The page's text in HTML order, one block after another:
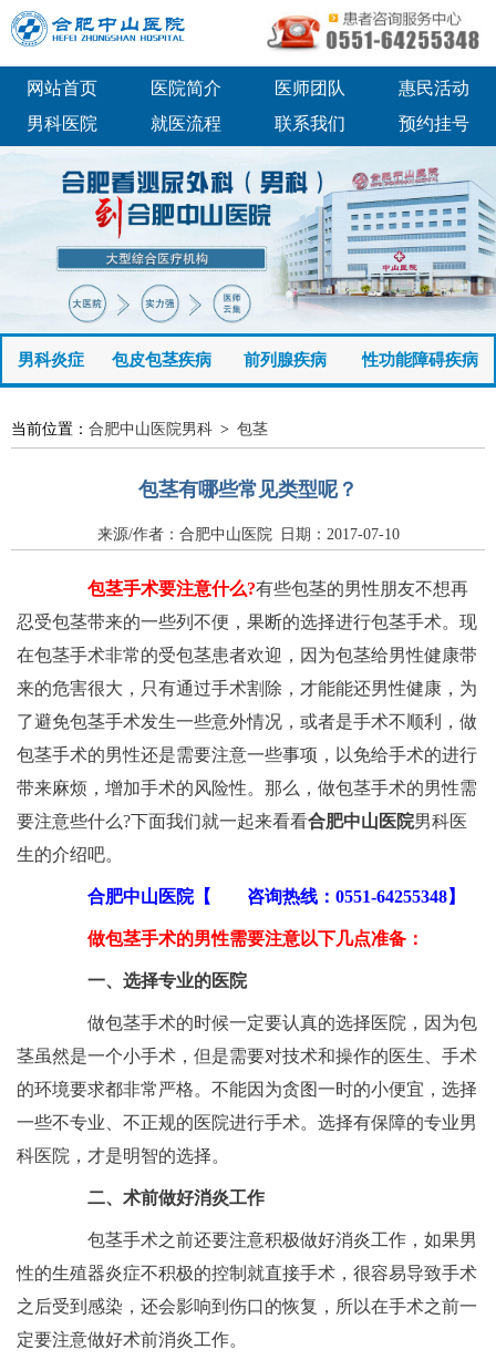
网站首页 医院简介 医师团队
惠民活动
男科医院
就医流程 联系我们 预约挂号
男科炎症 包皮包茎疾病 前列腺疾病 性功能障碍疾病
当前位置： 合肥中山医院男科 > 包茎
包茎有哪些常见类型呢？
来源/作者：合肥中山医院 日期：2017-07-10
包茎手术要注意什么?有些包茎的男性朋友不想再
忍受包茎带来的一些列不便，果断的选择进行包茎手术。现
在包茎手术非常的受包茎患者欢迎，因为包茎给男性健康带
来的危害很大，只有通过手术割除，才能能还男性健康，为
了避免包茎手术发生一些意外情况，或者是手术不顺利，做
包茎手术的男性还是需要注意一些事项，以免给手术的进行
带来麻烦，增加手术的风险性。那么，做包茎手术的男性需
要注意些什么?下面我们就一起来看看合肥中山医院男科医
生的介绍吧。
合肥中山医院【 咨询热线：0551-64255348】
做包茎手术的男性需要注意以下几点准备：
一、选择专业的医院
做包茎手术的时候一定要认真的选择医院，因为包
茎虽然是一个小手术，但是需要对技术和操作的医生、手术
的环境要求都非常严格。不能因为贪图一时的小便宜，选择
一些不专业、不正规的医院进行手术。选择有保障的专业男
科医院，才是明智的选择。
二、术前做好消炎工作
包茎手术之前还要注意积极做好消炎工作，如果男
性的生殖器炎症不积极的控制就直接手术，很容易导致手术
之后受到感染，还会影响到伤口的恢复，所以在手术之前一
定要注意做好术前消炎工作。